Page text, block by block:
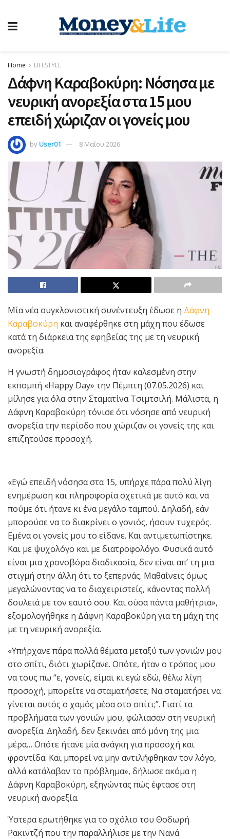
Home LIFESTYLE
Δάφνη Καραβοκύρη: Νόσησα με
νευρική ανορεξία στα 15 μου
επειδή χώριζαν οι γονείς μου
byUser01 8 Μαΐου 2026
Μία νέα συγκλονιστική συνέντευξη έδωσε η Δάφνη
Καραβοκύρη και αναφέρθηκε στη μάχη που έδωσε
κατά τη διάρκεια της εφηβείας της με τη νευρική
ανορεξία.
Η γνωστή δημοσιογράφος ήταν καλεσμένη στην
εκπομπή «Happy Day» την Πέμπτη (07.05.2026) και
μίλησε για όλα στην Σταματίνα Τσιμτσιλή. Μάλιστα, η
Δάφνη Καραβοκύρη τόνισε ότι νόσησε από νευρική
ανορεξία την περίοδο που χώριζαν οι γονείς της και
επιζητούσε προσοχή.
«Εγώ επειδή νόσησα στα 15, υπήρχε πάρα πολύ λίγη
ενημέρωση και πληροφορία σχετικά με αυτό και να
πούμε ότι ήτανε κι ένα μεγάλο ταμπού. Δηλαδή, εάν
μπορούσε να το διακρίνει ο γονιός, ήσουν τυχερός.
Εμένα οι γονείς μου το είδανε. Και αντιμετωπίστηκε.
Και με ψυχολόγο και με διατροφολόγο. Φυσικά αυτό
είναι μια χρονοβόρα διαδικασία, δεν είναι απ’ τη μια
στιγμή στην άλλη ότι το ξεπερνάς. Μαθαίνεις όμως
μεγαλώνοντας να το διαχειριστείς, κάνοντας πολλή
δουλειά με τον εαυτό σου. Και ούσα πάντα μαθήτρια»,
εξομολογήθηκε η Δάφνη Καραβοκύρη για τη μάχη της
με τη νευρική ανορεξία.
«Υπήρχανε πάρα πολλά θέματα μεταξύ των γονιών μου
στο σπίτι, διότι χωρίζανε. Οπότε, ήταν ο τρόπος μου
να τους πω “ε, γονείς, είμαι κι εγώ εδώ, θέλω λίγη
προσοχή, μπορείτε να σταματήσετε; Να σταματήσει να
γίνεται αυτός ο χαμός μέσα στο σπίτι;”. Γιατί τα
προβλήματα των γονιών μου, φώλιασαν στη νευρική
ανορεξία. Δηλαδή, δεν ξεκινάει από μόνη της μια
μέρα… Οπότε ήτανε μία ανάγκη για προσοχή και
φροντίδα. Και μπορεί να μην αντιλήφθηκαν τον λόγο,
αλλά κατάλαβαν το πρόβλημα», δήλωσε ακόμα η
Δάφνη Καραβοκύρη, εξηγώντας πώς έφτασε στη
νευρική ανορεξία.
Ύστερα ερωτήθηκε για το σχόλιο του Θοδωρή
Ρακιντζή που την παραλλήλισε με την Νανά